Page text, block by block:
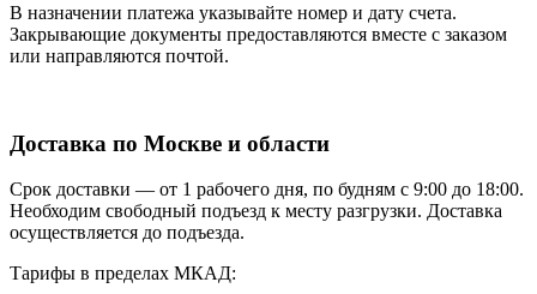
В назначении платежа указывайте номер и дату счета.
Закрывающие документы предоставляются вместе с заказом
или направляются почтой.
Доставка по Москве и области
Срок доставки — от 1 рабочего дня, по будням с 9:00 до 18:00.
Необходим свободный подъезд к месту разгрузки. Доставка
осуществляется до подъезда.
Тарифы в пределах МКАД: